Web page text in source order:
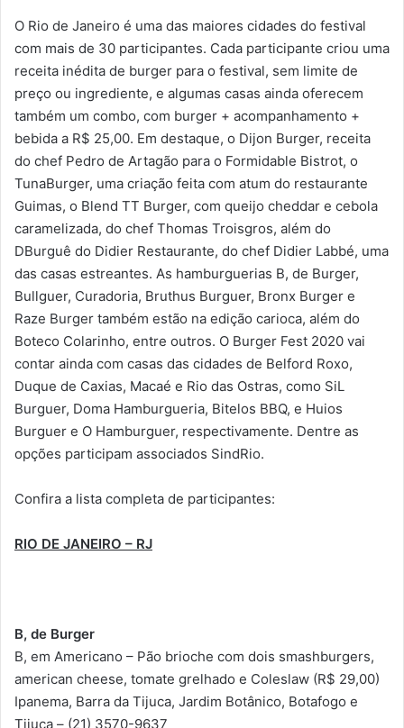
O Rio de Janeiro é uma das maiores cidades do festival
com mais de 30 participantes. Cada participante criou uma
receita inédita de burger para o festival, sem limite de
preço ou ingrediente, e algumas casas ainda oferecem
também um combo, com burger + acompanhamento +
bebida a R$ 25,00. Em destaque, o Dijon Burger, receita
do chef Pedro de Artagão para o Formidable Bistrot, o
TunaBurger, uma criação feita com atum do restaurante
Guimas, o Blend TT Burger, com queijo cheddar e cebola
caramelizada, do chef Thomas Troisgros, além do
DBurguê do Didier Restaurante, do chef Didier Labbé, uma
das casas estreantes. As hamburguerias B, de Burger,
Bullguer, Curadoria, Bruthus Burguer, Bronx Burger e
Raze Burger também estão na edição carioca, além do
Boteco Colarinho, entre outros. O Burger Fest 2020 vai
contar ainda com casas das cidades de Belford Roxo,
Duque de Caxias, Macaé e Rio das Ostras, como SiL
Burguer, Doma Hamburgueria, Bitelos BBQ, e Huios
Burguer e O Hamburguer, respectivamente. Dentre as
opções participam associados SindRio.
Confira a lista completa de participantes:
RIO DE JANEIRO – RJ
B, de Burger
B, em Americano – Pão brioche com dois smashburgers,
american cheese, tomate grelhado e Coleslaw (R$ 29,00)
Ipanema, Barra da Tijuca, Jardim Botânico, Botafogo e
Tijuca – (21) 3570-9637